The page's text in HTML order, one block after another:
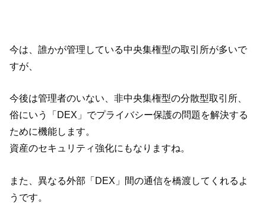
今は、誰かが管理している中央集権型の取引所が多いで
すが、
今後は管理者のいない、非中央集権型の分散型取引所、
俗にいう「DEX」でプライバシー保護の問題を解決する
ために機能します。
資産のセキュリティ強化にもなりますね。
また、異なる外部「DEX」間の通信を橋渡してくれるよ
うです。